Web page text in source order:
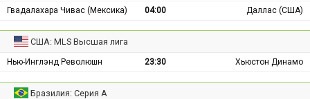
Гвадалахара Чивас (Мексика)
04:00 Даллас (США)
США: MLS Высшая лига
Нью-Инглэнд Революшн 23:30 Хьюстон Динамо
Бразилия: Серия А